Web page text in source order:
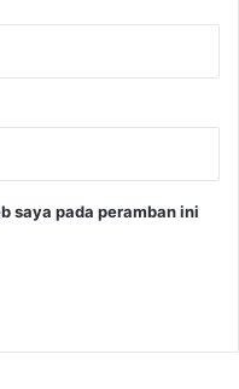
saya pada peramban ini